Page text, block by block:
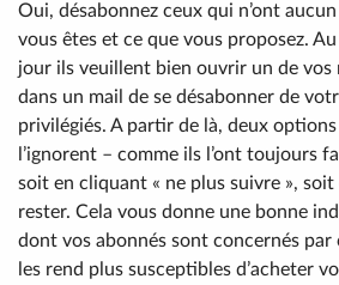
Oui, désabonnez ceux qui n’ont
vous êtes et ce que vous proposez. Au
jour ils veuillent bien ouvrir un de vos
dans un mail de se désabonner de
privilégiés. A partir de là, deux
l’ignorent – comme ils l’ont toujours
soit en cliquant « ne plus suivre »,
rester. Cela vous donne une bonne
dont vos abonnés sont concernés par
les rend plus susceptibles d’acheter